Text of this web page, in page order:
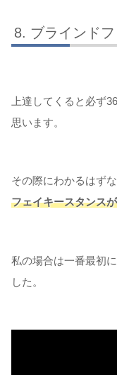
ブラインド
上達してくると必ず
思います。
その際にわかるはず
フェイキースタンス
私の場合は一番最初
した。